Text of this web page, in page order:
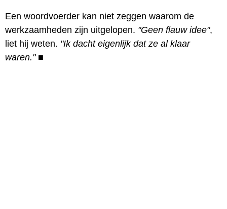
Een woordvoerder kan niet zeggen waarom de
werkzaamheden zijn uitgelopen. "Geen flauw idee",
liet hij weten. "Ik dacht eigenlijk dat ze al klaar
waren." ■